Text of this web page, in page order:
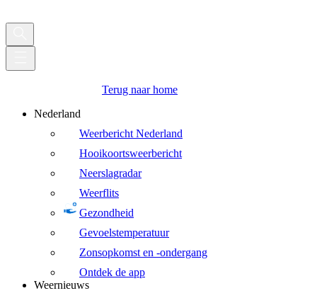
Terug naar home
Nederland
Weerbericht Nederland
Hooikoortsweerbericht
Neerslagradar
Weerflits
Gezondheid
Gevoelstemperatuur
Zonsopkomst en -ondergang
Ontdek de app
Weernieuws